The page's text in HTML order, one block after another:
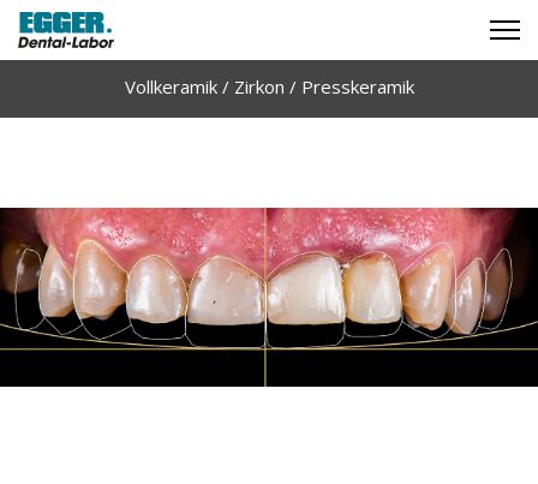
Vollkeramik / Zirkon / Presskeramik